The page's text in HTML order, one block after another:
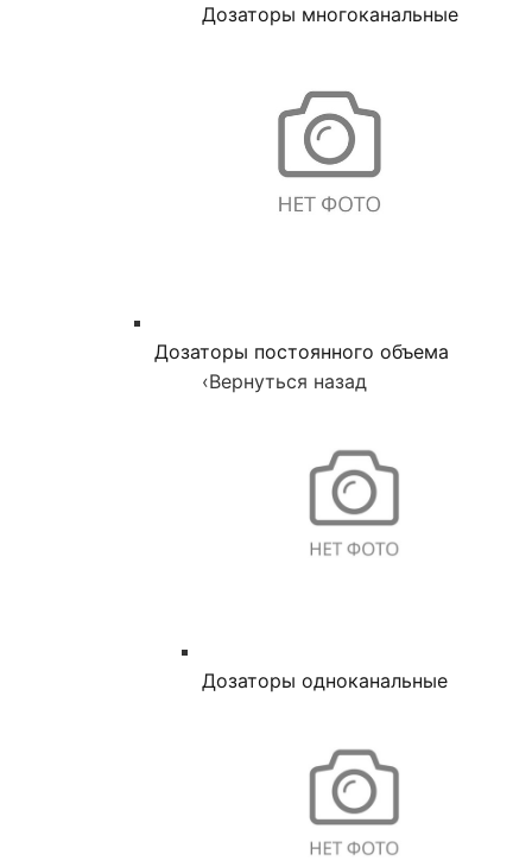
Дозаторы многоканальные
Дозаторы постоянного объема
‹Вернуться назад
Дозаторы одноканальные